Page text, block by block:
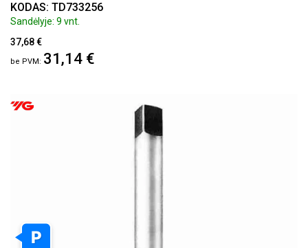
KODAS: TD733256
Sandėlyje: 9 vnt.
37,68 €
31,14 €
P